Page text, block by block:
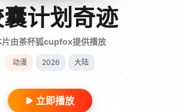
计划奇迹
片由茶杯狐cupfox提供播放
动漫 2026 大陆
立即播放